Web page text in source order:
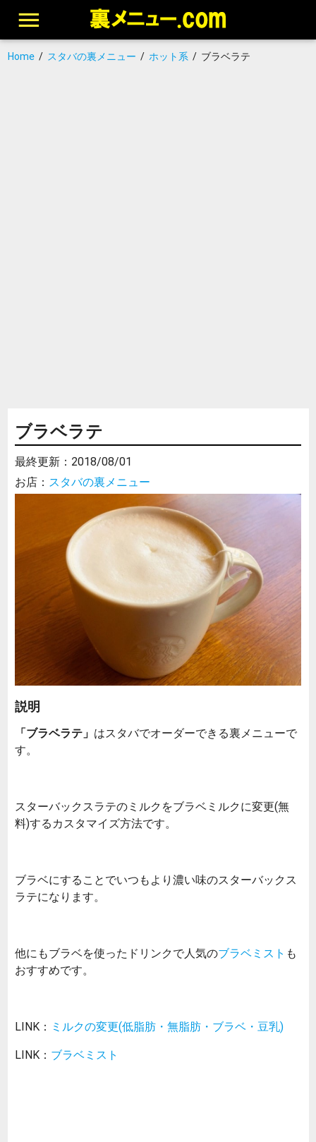
Home/ スタバの裏メニュー / ホット系/ ブラベラテ
ブラベラテ
最終更新： 2018/08/01
お店： スタバの裏メニュー
説明
「ブラベラテ」 はスタバでオーダーできる裏メニューで
す。
スターバックスラテのミルクをブラベミルクに変更(無
料)するカスタマイズ方法です。
ブラベにすることでいつもより濃い味のスターバックス
ラテになります。
他にもブラベを使ったドリンクで人気のブラベミスト も
おすすめです。
LINK： ミルクの変更(低脂肪・無脂肪・ブラベ・豆乳)
LINK： ブラベミスト